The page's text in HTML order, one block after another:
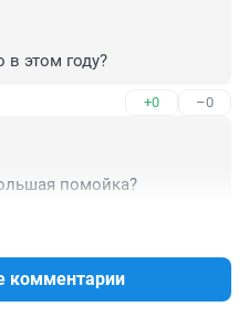
в этом году?
+0 –0
помойка?
комментарии